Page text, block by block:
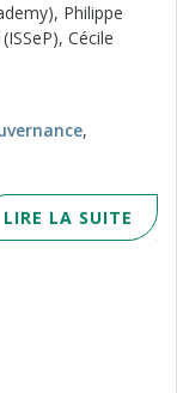
Philippe
Cécile
,
LIRE LA SUITE